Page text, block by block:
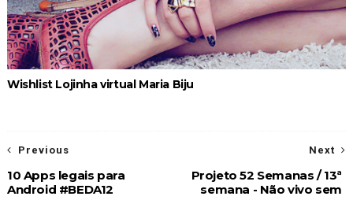
Wishlist Lojinha virtual Maria Biju
Next
Projeto 52 Semanas / 13ª
semana - Não vivo sem
Previous
10 Apps legais para
Android #BEDA12